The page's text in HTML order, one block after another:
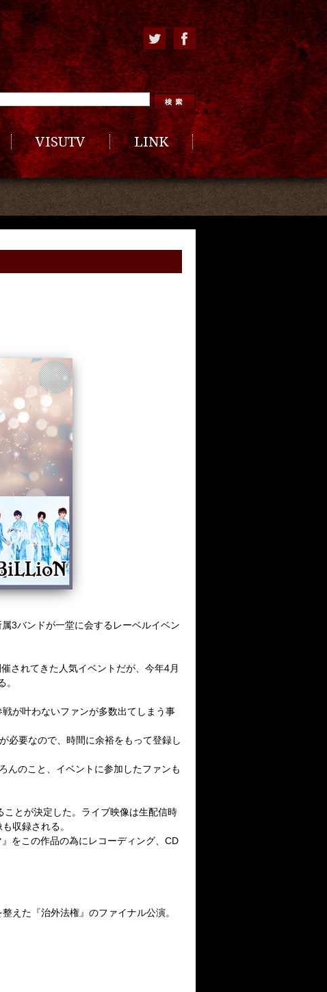
VISUTV LINK
3バンドが一堂に会するレーベルイベン
されてきた人気イベントだが、今年4月
が叶わないファンが多数出てしまう事
必要なので、時間に余裕をもって登録し
んのこと、イベントに参加したファンも
ことが決定した。ライブ映像は生配信時
収録される。
をこの作品の為にレコーディング、 CD
えた『治外法権』のファイナル公演。